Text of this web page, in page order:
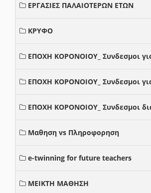
ΕΡΓΑΣΙΕΣ ΠΑΛΑΙΟΤΕΡΩΝ ΕΤΩΝ
ΚΡΥΦΟ
ΕΠΟΧΗ ΚΟΡΟΝΟΙΟΥ_ Συνδεσμοι για
ΕΠΟΧΗ ΚΟΡΟΝΟΙΟΥ_ Συνδεσμοι
ΕΠΟΧΗ ΚΟΡΟΝΟΙΟΥ_ Συνδεσμοι
Μαθηση vs Πληροφορηση
e-twinning for future teachers
ΜΕΙΚΤΗ ΜΑΘΗΣΗ